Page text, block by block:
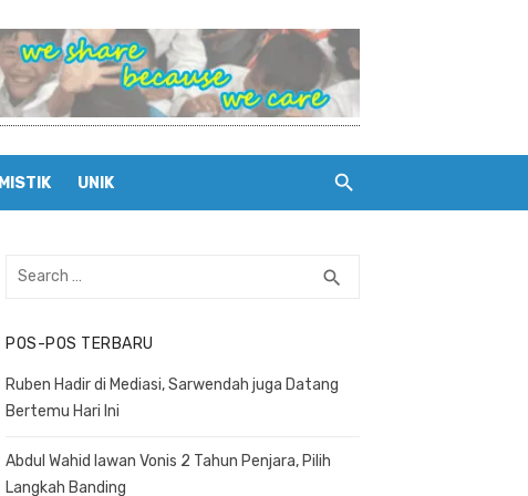
MISTIK UNIK
Search
search
POS-POS TERBARU
Ruben Hadir di Mediasi, Sarwendah juga Datang
Bertemu Hari Ini
Abdul Wahid lawan Vonis 2 Tahun Penjara, Pilih
Langkah Banding